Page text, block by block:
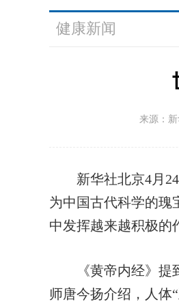
健康新闻
来源：
新华社北京4月24
为中国古代科学的瑰
中发挥越来越积极的
《黄帝内经》提到
师唐今扬介绍，人体